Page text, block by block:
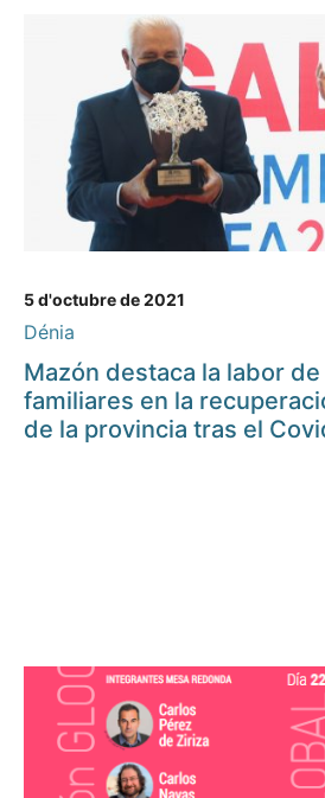
5 d'octubre de 2021
Dénia
Mazón destaca la labor
familiares en la
de la provincia tras el